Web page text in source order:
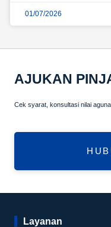
01/07/2026
AJUKAN
Cek syarat, konsultasi nilai
Layanan